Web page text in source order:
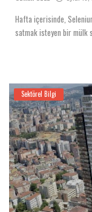
Hafta içerisinde,
satmak isteyen bir mülk
Sektörel Bilgi